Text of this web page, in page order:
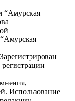
“Амурская
регистрации
Использование